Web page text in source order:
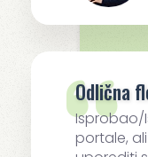
Odlična
Isprobao/
portale,